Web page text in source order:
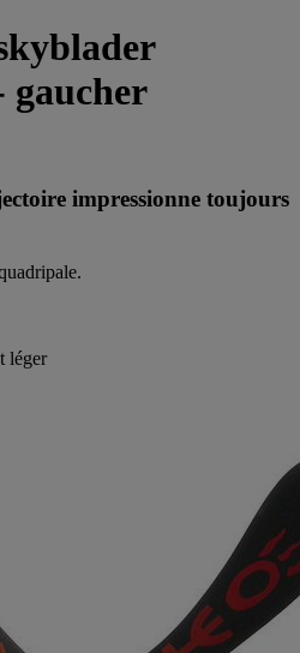
gaucher
impressionne toujours
léger